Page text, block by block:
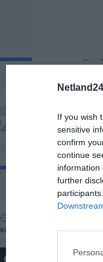
If you wish
sensitive
confirm
continue
information
further